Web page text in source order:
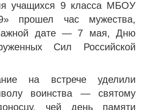
учащихся 9 класса МБОУ
час мужества,
дате — 7 мая, Дню
Сил Российской
на встрече уделили
воинства — святому
чей день памяти